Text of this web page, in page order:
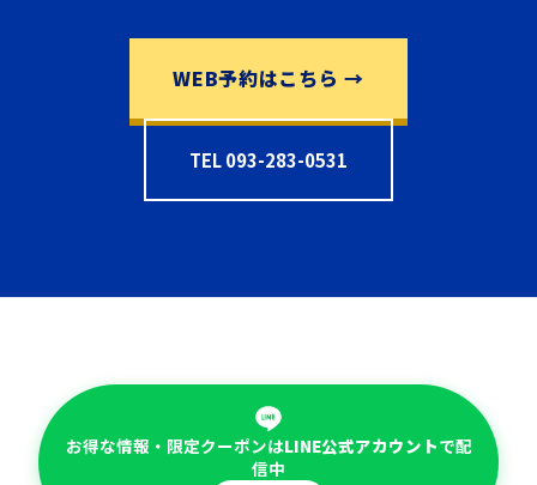
WEB予約はこちら →
TEL 093-283-0531
お得な情報・限定クーポンはLINE公式アカウントで配
信中